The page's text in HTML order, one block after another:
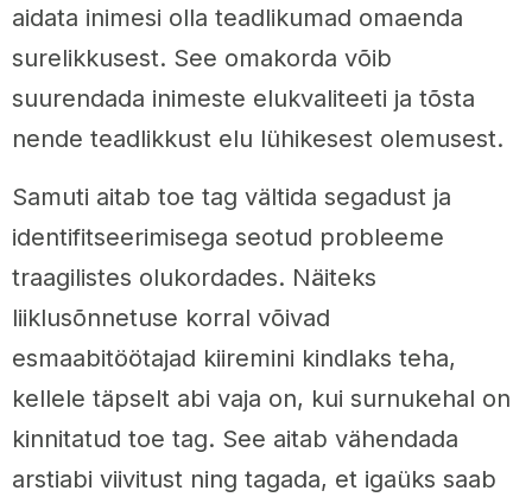
aidata inimesi olla teadlikumad omaenda
surelikkusest. See omakorda võib
suurendada inimeste elukvaliteeti ja tõsta
nende teadlikkust elu lühikesest olemusest.
Samuti aitab toe tag vältida segadust ja
identifitseerimisega seotud probleeme
traagilistes olukordades. Näiteks
liiklusõnnetuse korral võivad
esmaabitöötajad kiiremini kindlaks teha,
kellele täpselt abi vaja on, kui surnukehal on
kinnitatud toe tag. See aitab vähendada
arstiabi viivitust ning tagada, et igaüks saab